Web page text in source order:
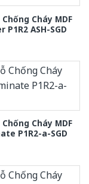
Cháy MDF
P1R2 ASH-SGD
Cháy MDF
P1R2-a-SGD